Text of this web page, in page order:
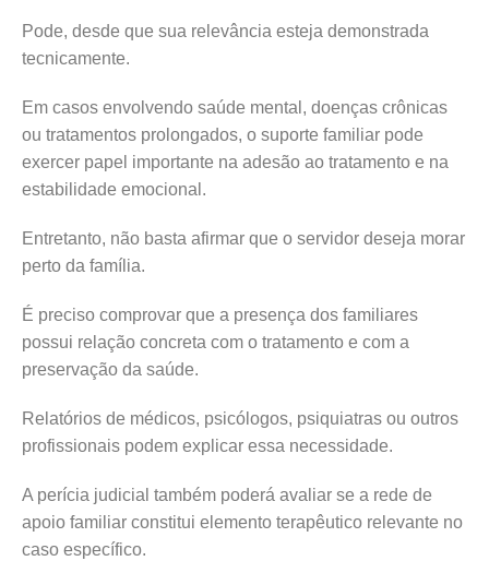
Pode, desde que sua relevância esteja demonstrada
tecnicamente.
Em casos envolvendo saúde mental, doenças crônicas
ou tratamentos prolongados, o suporte familiar pode
exercer papel importante na adesão ao tratamento e na
estabilidade emocional.
Entretanto, não basta afirmar que o servidor deseja morar
perto da família.
É preciso comprovar que a presença dos familiares
possui relação concreta com o tratamento e com a
preservação da saúde.
Relatórios de médicos, psicólogos, psiquiatras ou outros
profissionais podem explicar essa necessidade.
A perícia judicial também poderá avaliar se a rede de
apoio familiar constitui elemento terapêutico relevante no
caso específico.